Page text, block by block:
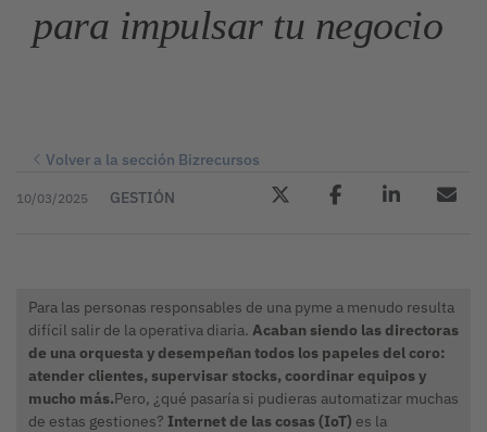
para impulsar tu negocio
Volver a la sección Bizrecursos
10/03/2025 GESTIÓN
Para las personas responsables de una pyme a menudo resulta
difícil salir de la operativa diaria. Acaban siendo las directoras
de una orquesta y desempeñan todos los papeles del coro:
atender clientes, supervisar stocks, coordinar equipos y
mucho más.Pero, ¿qué pasaría si pudieras automatizar muchas
de estas gestiones? Internet de las cosas (IoT) es la